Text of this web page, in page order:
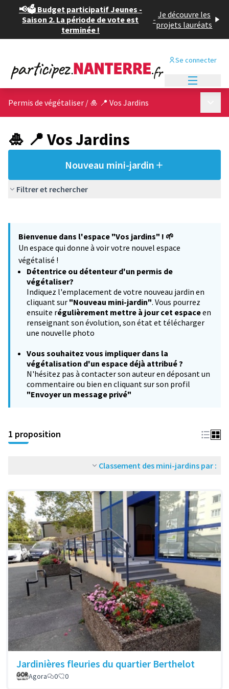
📢🗳️ Budget participatif Jeunes -
Saison 2. La période de vote est
terminée !
- Je découvre les
projets lauréats
Se connecter
Permis de végétaliser / 🎍 📍 Vos Jardins
🎍 📍 Vos Jardins
Nouveau mini-jardin
Filtrer et rechercher
−
Bienvenue dans l'espace "Vos jardins" ! 🌱
Un espace qui donne à voir votre nouvel espace
végétalisé !
Détentrice ou détenteur d'un permis de
végétaliser?
Indiquez l'emplacement de votre nouveau jardin en
cliquant sur "Nouveau mini-jardin". Vous pourrez
ensuite régulièrement mettre à jour cet espaceen
renseignant son évolution, son état et télécharger
une nouvelle photo
Vous souhaitez vous impliquer dans la
végétalisation d'un espace déjà attribué ?
N'hésitez pas à contacter son auteur en déposant un
commentaire ou bien en cliquant sur son profil
"Envoyer un message privé"
1 proposition
Classement des mini-jardins par :
Jardinières fleuries du quartier Berthelot
Agora 0 0